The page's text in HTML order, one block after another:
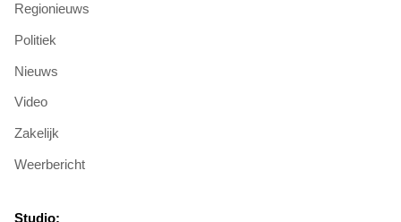
Regionieuws
Politiek
Nieuws
Video
Zakelijk
Weerbericht
Studio: